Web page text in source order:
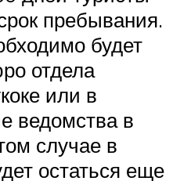
пребывания.
будет
отдела
или в
ведомства в
случае в
остаться еще